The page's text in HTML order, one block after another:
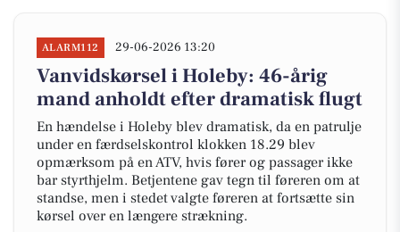
ALARM112 29-06-2026 13:20
Vanvidskørsel i Holeby: 46-årig
mand anholdt efter dramatisk flugt
En hændelse i Holeby blev dramatisk, da en patrulje
under en færdselskontrol klokken 18.29 blev
opmærksom på en ATV, hvis fører og passager ikke
bar styrthjelm. Betjentene gav tegn til føreren om at
standse, men i stedet valgte føreren at fortsætte sin
kørsel over en længere strækning.